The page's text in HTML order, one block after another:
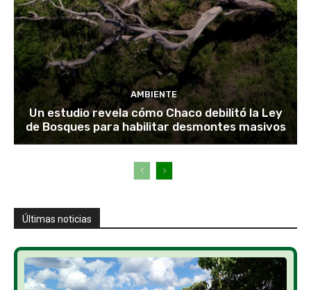
AMBIENTE
Un estudio revela cómo Chaco debilitó la Ley
de Bosques para habilitar desmontes masivos
Últimas noticias